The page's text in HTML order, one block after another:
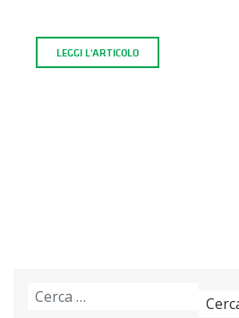
LEGGI L'ARTICOLO
Ricerca